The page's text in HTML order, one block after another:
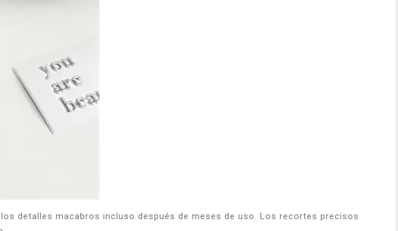
detalles macabros incluso después de meses de uso. Los recortes precisos